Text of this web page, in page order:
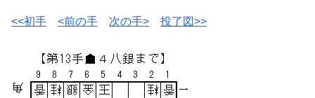
<<初手 <前の手 次の手> 投了図>>